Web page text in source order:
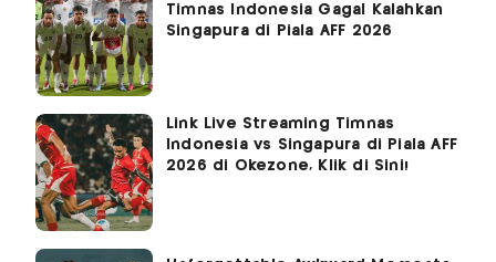
Timnas Indonesia Gagal Kalahkan
Singapura di Piala AFF 2026
Link Live Streaming Timnas
Indonesia vs Singapura di Piala AFF
2026 di Okezone, Klik di Sini!